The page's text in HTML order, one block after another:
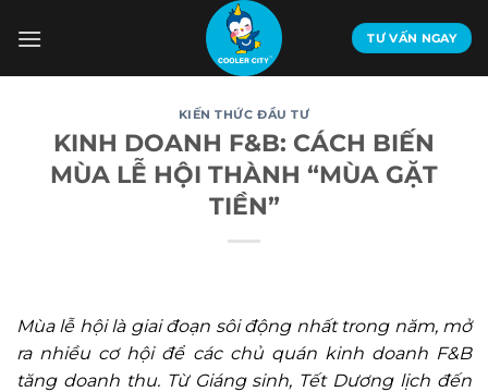
qua
TƯ VẤN NGAY
KIẾN THỨC ĐẦU TƯ
KINH DOANH F&B: CÁCH BIẾN
MÙA LỄ HỘI THÀNH “MÙA GẶT
TIỀN”
Mùa lễ hội là giai đoạn sôi động nhất trong năm, mở
ra nhiều cơ hội để các chủ quán kinh doanh F&B
tăng doanh thu. Từ Giáng sinh, Tết Dương lịch đến